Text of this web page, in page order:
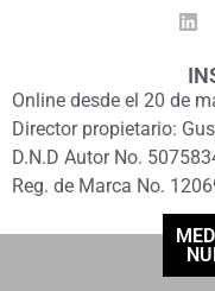
Online desde el 20 de
Director propietario:
D.N.D Autor No.
Reg. de Marca No.